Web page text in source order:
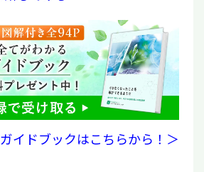
イドブックはこちらから！＞